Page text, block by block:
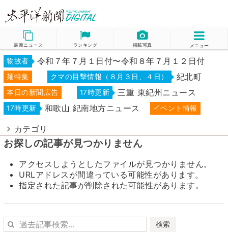
最新ニュース ランキング 掲載写真 メニュー
物故者 令和７年７月１日付〜令和８年７月１２日付
麺特集 クマの目撃情報（８月３日、４日） 紀北町
本日の新聞広告 17時更新 三重 東紀州ニュース
17時更新 和歌山 紀南地方ニュース イベント情報
カテゴリ
お探しの記事が見つかりません
アクセスしようとしたファイルが見つかりません。
URLアドレスが間違っている可能性があります。
指定された記事が削除された可能性があります。
検索